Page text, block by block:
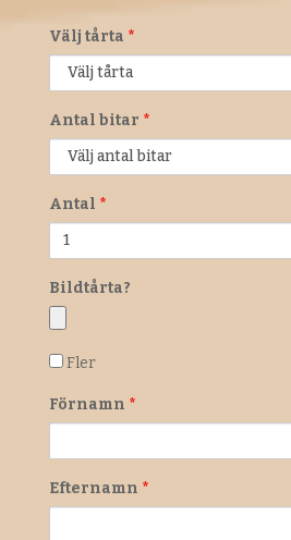
Välj tårta *
Antal bitar *
Antal *
Bildtårta?
Fler
Fler
Förnamn *
Efternamn *